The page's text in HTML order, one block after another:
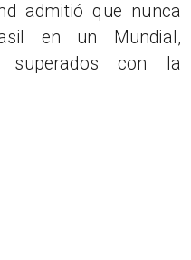
admitió que nunca
en un Mundial,
superados con la